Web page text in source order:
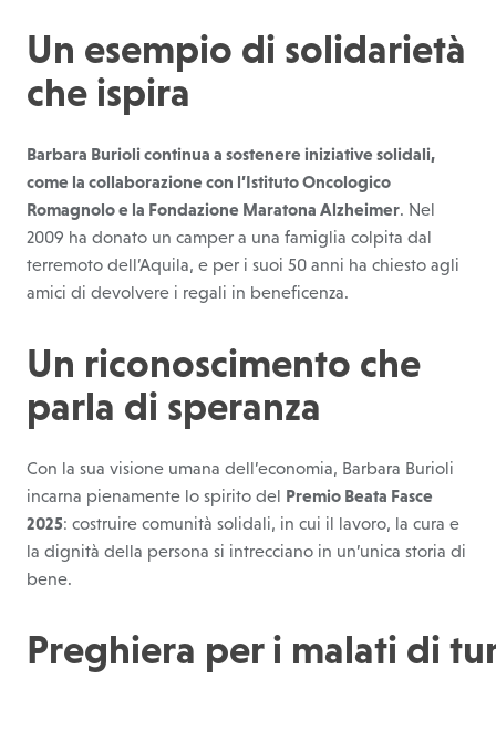
Un esempio di solidarietà
che ispira
Barbara Burioli continua a sostenere iniziative solidali,
come la collaborazione con l’Istituto Oncologico
Romagnolo e la Fondazione Maratona Alzheimer. Nel
2009 ha donato un camper a una famiglia colpita dal
terremoto dell’Aquila, e per i suoi 50 anni ha chiesto agli
amici di devolvere i regali in beneficenza.
Un riconoscimento che
parla di speranza
Con la sua visione umana dell’economia, Barbara Burioli
incarna pienamente lo spirito del Premio Beata Fasce
2025: costruire comunità solidali, in cui il lavoro, la cura e
la dignità della persona si intrecciano in un’unica storia di
bene.
Preghiera per i malati di